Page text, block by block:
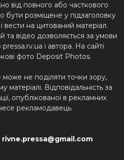
від повного або часткового
бути розміщене у підзаголовку
вести на цитований матеріал.
та відео дозволяється за умови
і автора. На сайті
фото Deposit Photos.
може не поділяти точки зору,
матеріалі. Відповідальність за
опублікованої в рекламних
рекламодавець.
rivne.pressa@gmail.com